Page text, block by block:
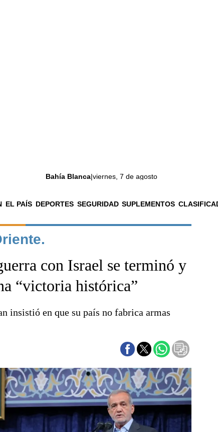
Bahía Blanca|viernes, 7 de agosto
EL PAÍS DEPORTES SEGURIDAD SUPLEMENTOS
La ciudad
Punta Alta
El país
Seguridad
Escenario Olímpico
Federal A
Aplausos
Cines
Economía y finanzas
Con el campo
con Israel se terminó y
“victoria histórica”
insistió en que su país no fabrica armas